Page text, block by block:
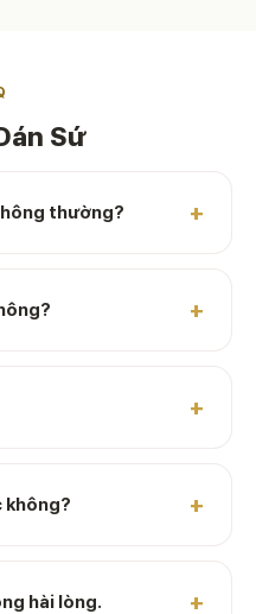
Sứ
thường?
không?
hài lòng.